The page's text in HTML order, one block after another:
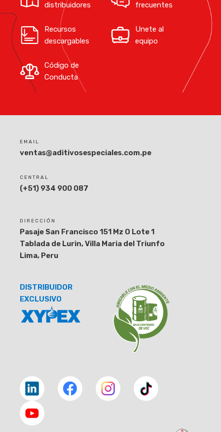
distribuidores
frecuentes
Recursos
descargables
Unete al
equipo
Código de
Conducta
EMAIL
ventas@aditivosespeciales.com.pe
CENTRAL
(+51) 934 900 087
DIRECCIÓN
Pasaje San Francisco 151 Mz O Lote 1
Tablada de Lurin, Villa Maria del Triunfo
Lima, Peru
DISTRIBUIDOR
EXCLUSIVO
Linkedin facebook facebook tiktok
youtube